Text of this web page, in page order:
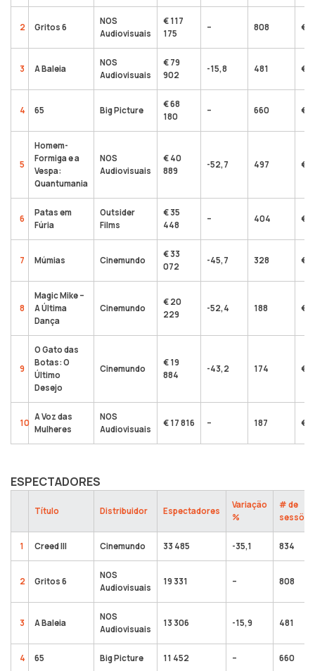
2 Gritos 6
NOS
Audiovisuais
€ 117
175
– 808 €
3 A Baleia
NOS
Audiovisuais
€ 79
902
-15,8 481 €
4 65 Big Picture
€ 68
180
– 660 €
5
Homem-
Formiga e a
Vespa:
Quantumania
NOS
Audiovisuais
€ 40
889
-52,7 497 €
6
Patas em
Fúria
Outsider
Films
€ 35
448
– 404 €
7 Múmias Cinemundo
€ 33
072
-45,7 328 €
8
Magic Mike –
A Última
Dança
Cinemundo
€ 20
229
-52,4 188 €
9
O Gato das
Botas: O
Último
Desejo
Cinemundo
€ 19
884
-43,2 174 € 1
10
A Voz das
Mulheres
NOS
Audiovisuais
€ 17 816 – 187 €
ESPECTADORES
Título Distribuidor Espectadores
Variação
%
# de
sessões
1 Creed III Cinemundo 33 485 -35,1 834
2 Gritos 6
NOS
Audiovisuais
19 331 – 808
3 A Baleia
NOS
Audiovisuais
13 306 -15,9 481
4 65 Big Picture 11 452 – 660